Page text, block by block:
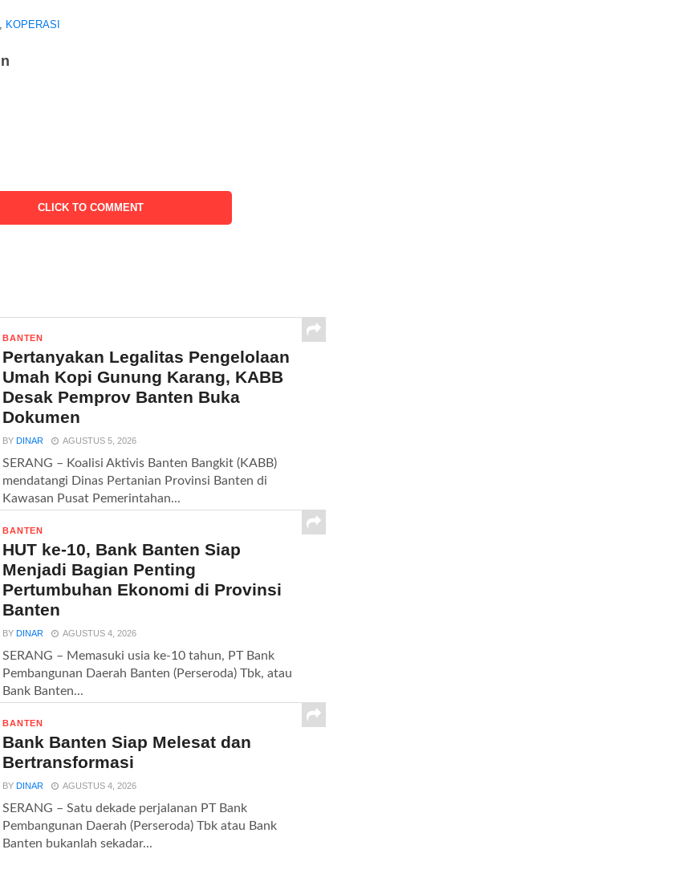
, KOPERASI
CLICK TO COMMENT
BANTEN
Pertanyakan Legalitas Pengelolaan
Umah Kopi Gunung Karang, KABB
Desak Pemprov Banten Buka
Dokumen
BYDINAR AGUSTUS 5, 2026
SERANG – Koalisi Aktivis Banten Bangkit (KABB)
mendatangi Dinas Pertanian Provinsi Banten di
Kawasan Pusat Pemerintahan...
BANTEN
HUT ke-10, Bank Banten Siap
Menjadi Bagian Penting
Pertumbuhan Ekonomi di Provinsi
Banten
BYDINAR AGUSTUS 4, 2026
SERANG – Memasuki usia ke-10 tahun, PT Bank
Pembangunan Daerah Banten (Perseroda) Tbk, atau
Bank Banten...
BANTEN
Bank Banten Siap Melesat dan
Bertransformasi
BYDINAR AGUSTUS 4, 2026
SERANG – Satu dekade perjalanan PT Bank
Pembangunan Daerah (Perseroda) Tbk atau Bank
Banten bukanlah sekadar...